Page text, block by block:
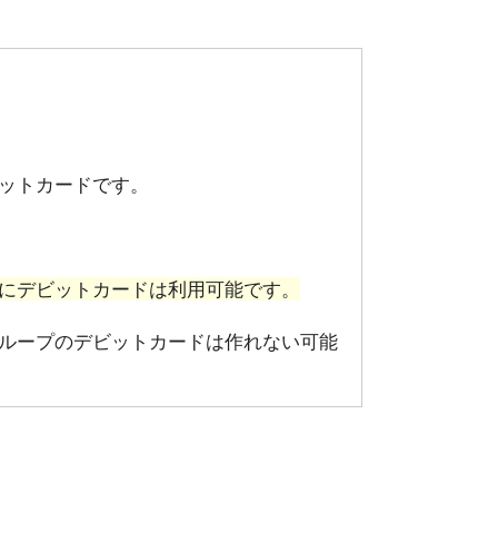
トカードです。
ビットカードは利用可能です。
ープのデビットカードは作れない可能